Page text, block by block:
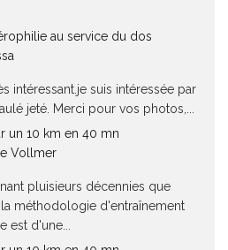
au service du dos
intéressant.je suis intéressée par
jeté. Merci pour vos photos,...
un 10 km en 40 mn
Vollmer
pluisieurs décennies que
méthodologie d'entraînement
d'une...